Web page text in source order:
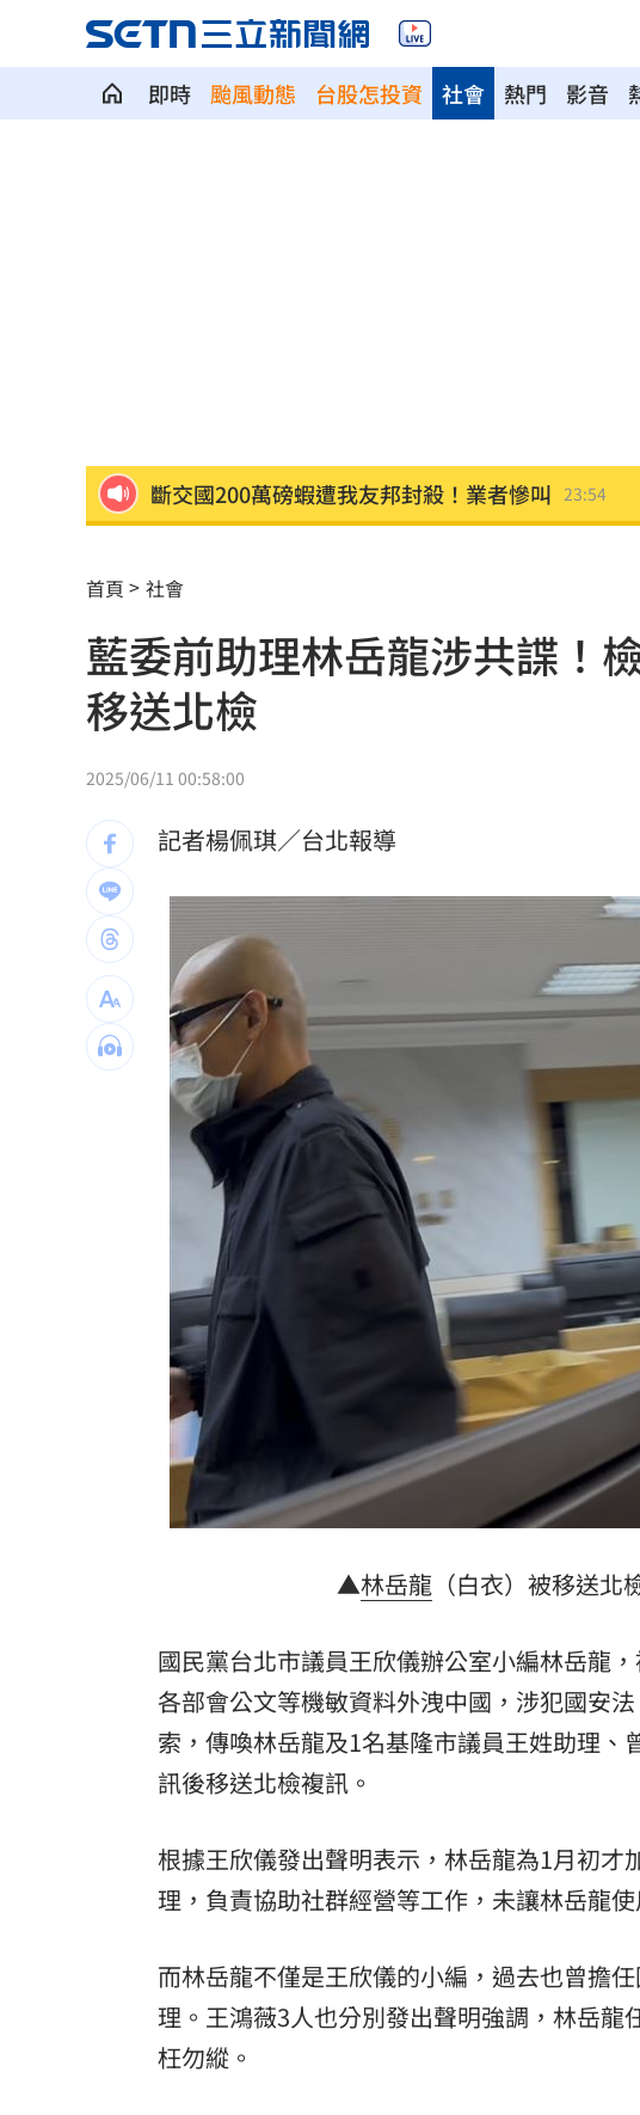
即時 颱風動態 台股怎投資 熱門 影音
社會
斷交國200萬磅蝦遭我友邦封殺！業者慘叫 23:54
為5億商機翻臉 肥大叔插刀：要死一起死
杜金龍點名：「這檔權值股」千萬別長抱 23:25
額頭冒出痘痘 女手癢猛摳竟成「病毒疣」
政院每年加碼25.5億元 優化全台商圈夜市
癌末男缺錢鋌而走險 3D玩具熊夾藏K他命
學霸牙醫槓離職員工 為3萬筆電互告慘勝
俄羅斯蝗害肆虐如末日 網驚：聖經十災 23:06
慈濟採購BNT遭詐10億 他：不聽衛福部勸
蔡英文做2件事 黃暐瀚：台東變五五波 23:03
蔣萬安危險了！最新民調沈伯洋僅落後5%
「地獄酷暑」襲南韓 礦泉水曝曬恐致癌 23:00
父親節真的快樂嗎？房貸10年暴增逾400萬 22:59
台灣彩券開獎直播中
LIVE三立+24小時直播
三立iNEWS新聞台線上直播 18:00
理想混蛋號召粉絲跨海追星吃美食！
首頁 社會
藍委前助理林岳龍涉共諜
移送北檢
2025/06/11 00:58:00
記者楊佩琪／台北報導
▲林岳龍 （白衣）被移送北
國民黨台北市議員王欣儀辦公室小編林岳龍
各部會公文等機敏資料外洩中國，涉犯國安
索 ，傳喚林岳龍及1名基隆市議員王姓助理
訊後移送北檢複訊。
根據王欣儀發出聲明表示，林岳龍為1月初
理，負責協助社群經營等工作，未讓林岳龍
而林岳龍不僅是王欣儀的小編，過去也曾擔
理。王鴻薇3人也分別發出聲明強調，林岳
枉勿縱。